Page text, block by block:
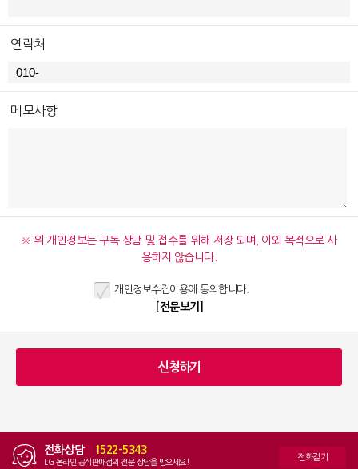
연락처
메모사항
※ 위 개인정보는 구독 상담 및 접수를 위해 저장 되며, 이외 목적으로 사
용하지 않습니다.
개인정보수집이용에 동의합니다.
[전문보기]
전화상담 1522-5343
LG 온라인 공식판매점의 전문 상담을 받으세요! 전화걸기